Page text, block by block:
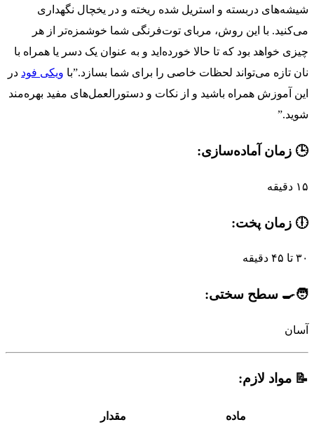
شیشه‌های دربسته و استریل شده ریخته و در یخچال نگهداری
می‌کنید. با این روش، مربای توت‌فرنگی شما خوشمزه‌تر از هر
چیزی خواهد بود که تا حالا خورده‌اید و به عنوان یک دسر یا همراه با
نان تازه می‌تواند لحظات خاصی را برای شما بسازد.”با ویکی فود در
این آموزش همراه باشید و از نکات و دستورالعمل‌های مفید بهره‌مند
شوید.”
🕒 زمان آماده‌سازی:
۱۵ دقیقه
🕕 زمان پخت:
۳۰ تا ۴۵ دقیقه
🧑‍🍳 سطح سختی:
آسان
📝 مواد لازم:
ماده مقدار